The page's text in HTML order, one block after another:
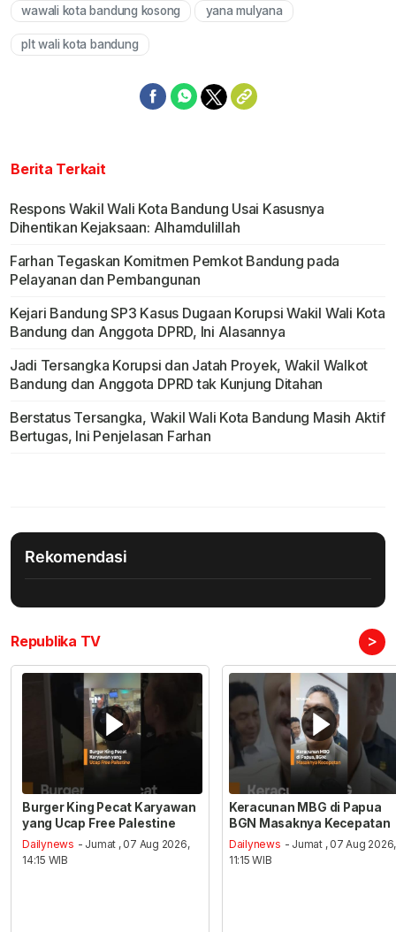
wawali kota bandung kosong yana mulyana
plt wali kota bandung
Berita Terkait
Respons Wakil Wali Kota Bandung Usai Kasusnya
Dihentikan Kejaksaan: Alhamdulillah
Farhan Tegaskan Komitmen Pemkot Bandung pada
Pelayanan dan Pembangunan
Kejari Bandung SP3 Kasus Dugaan Korupsi Wakil Wali Kota
Bandung dan Anggota DPRD, Ini Alasannya
Jadi Tersangka Korupsi dan Jatah Proyek, Wakil Walkot
Bandung dan Anggota DPRD tak Kunjung Ditahan
Berstatus Tersangka, Wakil Wali Kota Bandung Masih Aktif
Bertugas, Ini Penjelasan Farhan
Rekomendasi
Republika TV >
Burger King Pecat Karyawan
yang Ucap Free Palestine
Dailynews - Jumat , 07 Aug 2026,
14:15 WIB
Keracunan MBG di Papua
BGN Masaknya Kecepatan
Dailynews - Jumat , 07 Aug 2026,
11:15 WIB